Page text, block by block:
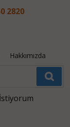
2820
Hakkımızda